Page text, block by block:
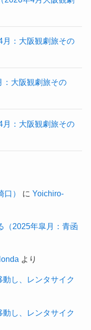
：大阪観劇旅その
大阪観劇旅その
：大阪観劇旅その
） に Yoichiro-
（2025年皐月：青函
より
し、レンタサイク
し、レンタサイク